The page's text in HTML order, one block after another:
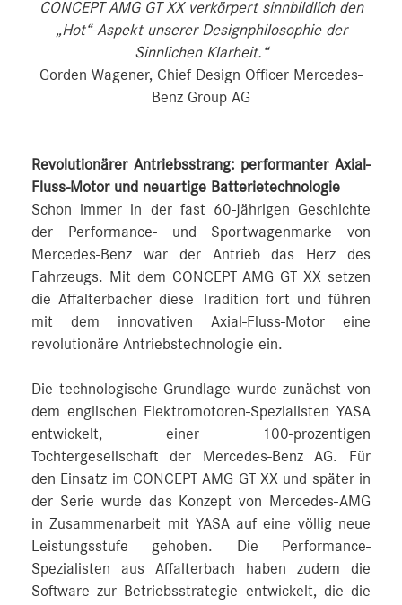
CONCEPT AMG GT XX verkörpert sinnbildlich den
„Hot“-Aspekt unserer Designphilosophie der
Sinnlichen Klarheit.“
Gorden Wagener, Chief Design Officer Mercedes-
Benz Group AG
Revolutionärer Antriebsstrang: performanter Axial-
Fluss-Motor und neuartige Batterietechnologie
Schon immer in der fast 60-jährigen Geschichte
der Performance- und Sportwagenmarke von
Mercedes‑Benz war der Antrieb das Herz des
Fahrzeugs. Mit dem CONCEPT AMG GT XX setzen
die Affalterbacher diese Tradition fort und führen
mit dem innovativen Axial-Fluss-Motor eine
revolutionäre Antriebstechnologie ein.
Die technologische Grundlage wurde zunächst von
dem englischen Elektromotoren-Spezialisten YASA
entwickelt, einer 100-prozentigen
Tochtergesellschaft der Mercedes-Benz AG. Für
den Einsatz im CONCEPT AMG GT XX und später in
der Serie wurde das Konzept von Mercedes-AMG
in Zusammenarbeit mit YASA auf eine völlig neue
Leistungsstufe gehoben. Die Performance-
Spezialisten aus Affalterbach haben zudem die
Software zur Betriebsstrategie entwickelt, die die